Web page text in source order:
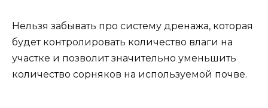
Нельзя забывать про систему дренажа, которая
будет контролировать количество влаги на
участке и позволит значительно уменьшить
количество сорняков на используемой почве.